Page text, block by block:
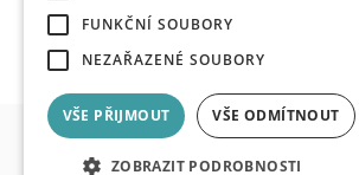
© 2026, HKPOINT.CZ - Všechna práva vyhrazena.
Provozovatel:Destinační společnost Hradecko, z. s.,
FUNKČNÍ SOUBORY
NEZAŘAZENÉ SOUBORY
VŠE PŘIJMOUT VŠE ODMÍTNOUT
ZOBRAZIT PODROBNOSTI